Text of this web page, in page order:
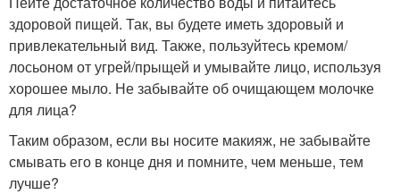
здоровой пищей. Так, вы будете иметь здоровый и
привлекательный вид. Также, пользуйтесь кремом/
лосьоном от угрей/прыщей и умывайте лицо, используя
хорошее мыло. Не забывайте об очищающем молочке
для лица?
Таким образом, если вы носите макияж, не забывайте
смывать его в конце дня и помните, чем меньше, тем
лучше?